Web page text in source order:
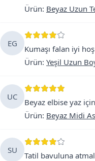
Ürün: Beyaz Uzun
EG
Kumaşı falan iyi
Ürün: Yeşil Uzun
UC
Beyaz elbise yaz
Ürün: Beyaz Midi
SU
Tatil bavuluna